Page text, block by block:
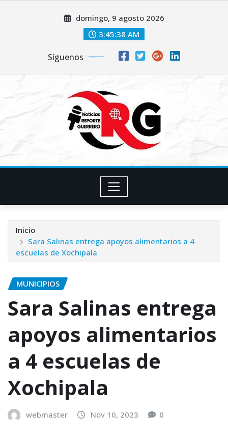
domingo, 9 agosto 2026
3:45:39 AM
Síguenos
Inicio
Sara Salinas entrega apoyos alimentarios a 4
escuelas de Xochipala
MUNICIPIOS
Sara Salinas entrega
apoyos alimentarios
a 4 escuelas de
Xochipala
webmaster Nov 10, 2023 0